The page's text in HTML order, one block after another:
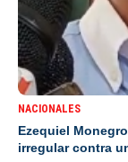
NACIONALES
Ezequiel
irregular contra